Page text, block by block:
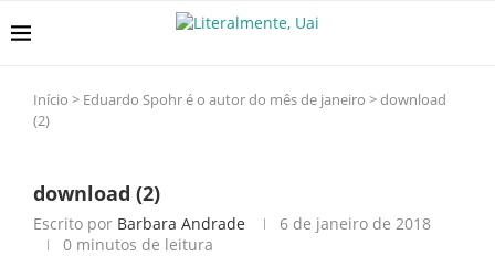
Início > Eduardo Spohr é o autor do mês de janeiro >download
(2)
download (2)
Escrito por Barbara Andrade
6 de janeiro de 2018
0 minutos de leitura